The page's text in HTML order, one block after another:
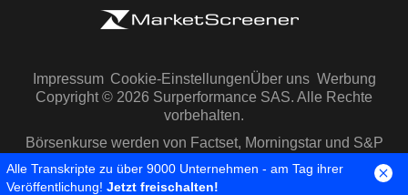
Impressum Cookie-EinstellungenÜber uns Werbung
Copyright © 2026 Surperformance SAS. Alle Rechte
vorbehalten.
Börsenkurse werden von Factset, Morningstar und S&P
Capital IQ zur Verfügung gestellt
Alle Transkripte zu über 9000 Unternehmen - am Tag ihrer
Veröffentlichung! Jetzt freischalten!